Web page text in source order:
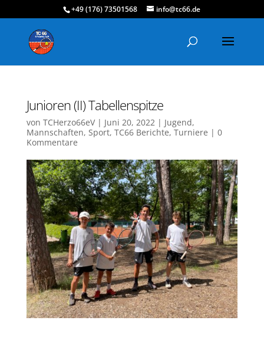
+49 (176) 73501568 info@tc66.de
Junioren (II) Tabellenspitze
von TCHerzo66eV| Juni 20, 2022| Jugend,
Mannschaften, Sport, TC66 Berichte, Turniere | 0
Kommentare